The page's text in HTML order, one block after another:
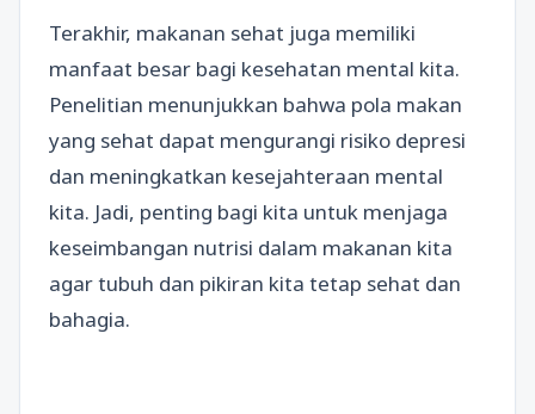
Terakhir, makanan sehat juga memiliki
manfaat besar bagi kesehatan mental kita.
Penelitian menunjukkan bahwa pola makan
yang sehat dapat mengurangi risiko depresi
dan meningkatkan kesejahteraan mental
kita. Jadi, penting bagi kita untuk menjaga
keseimbangan nutrisi dalam makanan kita
agar tubuh dan pikiran kita tetap sehat dan
bahagia.